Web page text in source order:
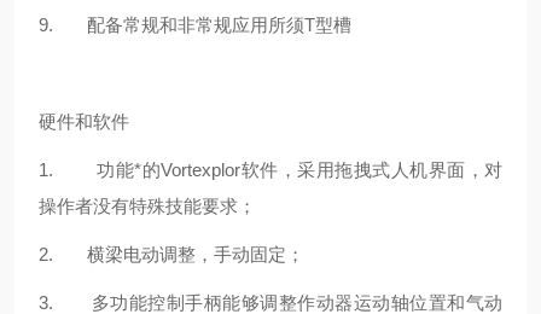
9. 配备常规和非常规应用所须T型槽
硬件和软件
1. 功能*的Vortexplor软件，采用拖拽式人机界面，对
操作者没有特殊技能要求；
2. 横梁电动调整，手动固定；
3. 多功能控制手柄能够调整作动器运动轴位置和气动